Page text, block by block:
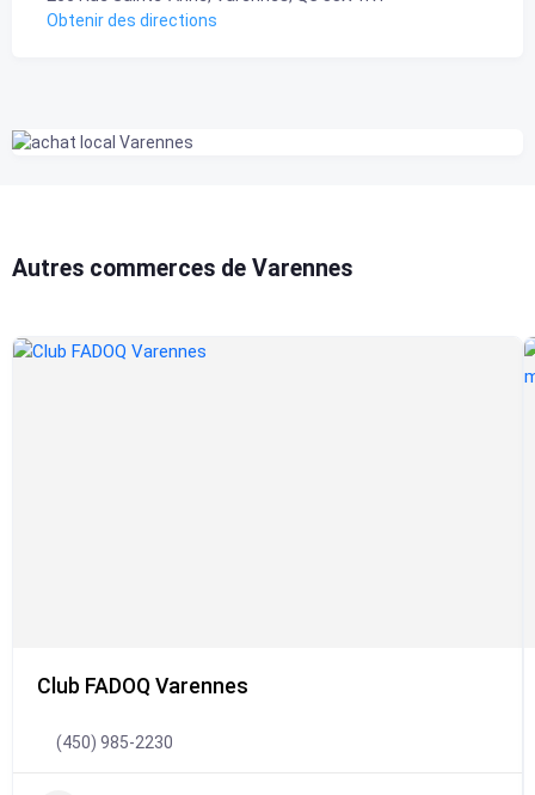
Obtenir des directions
Autres commerces de Varennes
Club FADOQ Varennes
(450) 985-2230